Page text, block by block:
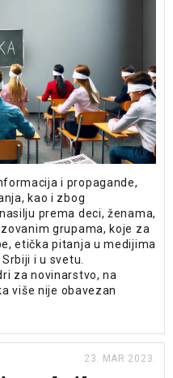
i propagande,
kao i zbog
prema deci, ženama,
grupama, koje za
etička pitanja u medijima
i u svetu.
za novinarstvo, na
više nije obavezan
23. MAR 2023.